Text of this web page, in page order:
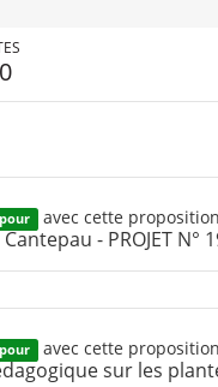
avec cette proposition
- PROJET N°
avec cette proposition
sur les